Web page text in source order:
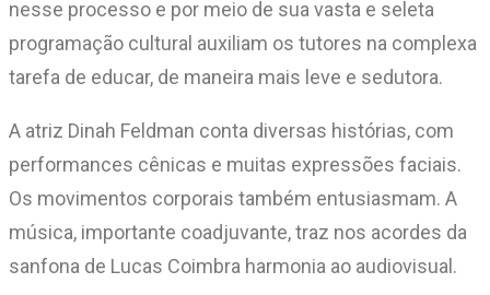
nesse processo e por meio de sua vasta e seleta
programação cultural auxiliam os tutores na complexa
tarefa de educar, de maneira mais leve e sedutora.
A atriz Dinah Feldman conta diversas histórias, com
performances cênicas e muitas expressões faciais.
Os movimentos corporais também entusiasmam. A
música, importante coadjuvante, traz nos acordes da
sanfona de Lucas Coimbra harmonia ao audiovisual.